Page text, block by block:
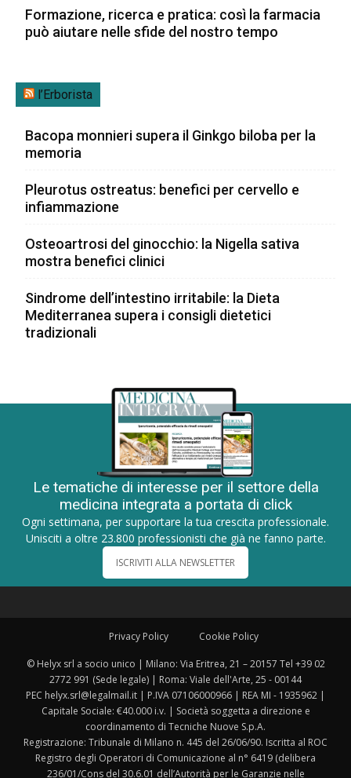
Formazione, ricerca e pratica: così la farmacia
può aiutare nelle sfide del nostro tempo
l’Erborista
Bacopa monnieri supera il Ginkgo biloba per la
memoria
Pleurotus ostreatus: benefici per cervello e
infiammazione
Osteoartrosi del ginocchio: la Nigella sativa
mostra benefici clinici
Sindrome dell’intestino irritabile: la Dieta
Mediterranea supera i consigli dietetici
tradizionali
Le tematiche di interesse per il settore della
medicina integrata a portata di click
Ogni settimana, per supportare la tua crescita professionale.
Unisciti a oltre 23.800 professionisti che già ne fanno parte.
ISCRIVITI ALLA NEWSLETTER
Privacy Policy Cookie Policy
© Helyx srl a socio unico | Milano: Via Eritrea, 21 – 20157 Tel +39 02
2772 991 (Sede legale) | Roma: Viale dell'Arte, 25 - 00144
PEC helyx.srl@legalmail.it | P.IVA 07106000966 | REA MI - 1935962 |
Capitale Sociale: €40.000 i.v. | Società soggetta a direzione e
coordinamento di Tecniche Nuove S.p.A.
Registrazione: Tribunale di Milano n. 445 del 26/06/90. Iscritta al ROC
Registro degli Operatori di Comunicazione al n° 6419 (delibera
236/01/Cons del 30.6.01 dell’Autorità per le Garanzie nelle